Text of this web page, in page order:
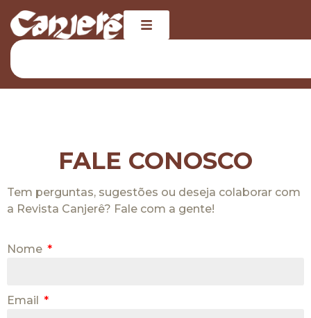
FALE CONOSCO
Tem perguntas, sugestões ou deseja colaborar com
a Revista Canjerê? Fale com a gente!
Nome
Email